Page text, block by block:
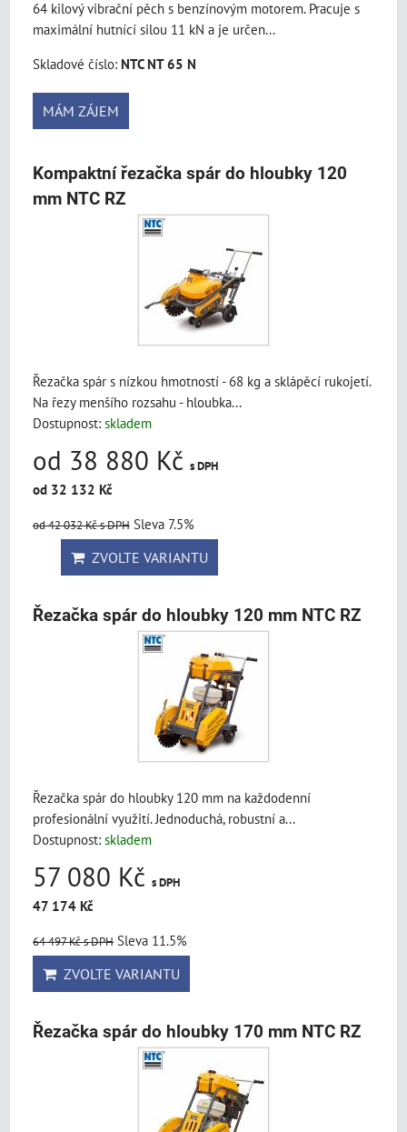
64 kilový vibrační pěch s benzínovým motorem. Pracuje s
maximální hutnící silou 11 kN a je určen...
Skladové číslo: NTC NT 65 N
MÁM ZÁJEM
Kompaktní řezačka spár do hloubky 120
mm NTC RZ
Řezačka spár s nízkou hmotností - 68 kg a sklápěcí rukojetí.
Na řezy menšího rozsahu - hloubka...
Dostupnost: skladem
od 38 880 Kč s DPH
od 32 132 Kč
od 42 032 Kčs DPH Sleva 7.5%
ZVOLTE VARIANTU
Řezačka spár do hloubky 120 mm NTC RZ
Řezačka spár do hloubky 120 mm na každodenní
profesionální využití. Jednoduchá, robustní a...
Dostupnost: skladem
57 080 Kč s DPH
47 174 Kč
64 497 Kčs DPH Sleva 11.5%
ZVOLTE VARIANTU
Řezačka spár do hloubky 170 mm NTC RZ